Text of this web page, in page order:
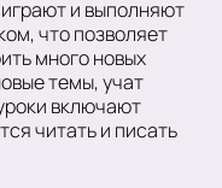
и выполняют
что позволяет
много новых
темы, учат
включают
читать и писать